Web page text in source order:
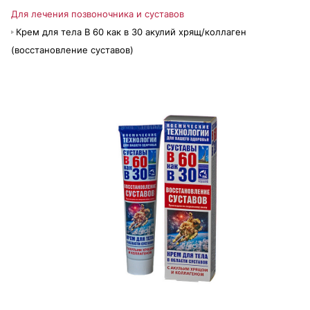
Для лечения позвоночника и суставов
Крем для тела В 60 как в 30 акулий хрящ/коллаген
(восстановление суставов)